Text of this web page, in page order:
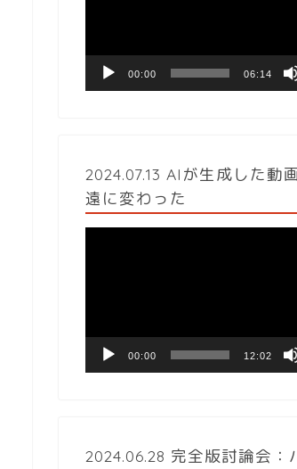
ヤ
00:00 06:14
2024.07.13 AIが生成した動
遠に変わった
ヤ
00:00 12:02
2024.06.28 完全版討論会：